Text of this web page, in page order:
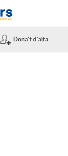
Dona't d'alta